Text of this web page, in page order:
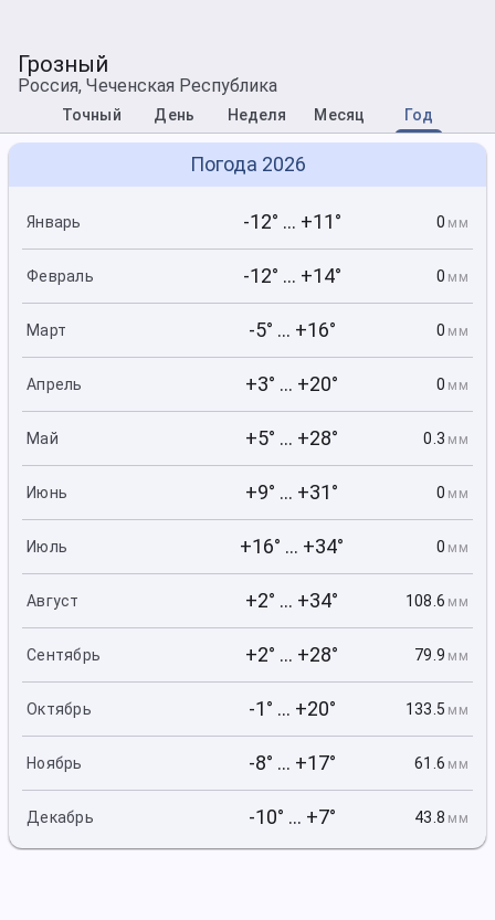
Грозный
Россия, Чеченская Республика
Точный День Неделя Месяц Год
Погода 2026
Январь -12° ... +11° 0 мм
Февраль -12° ... +14° 0 мм
Март -5° ... +16° 0 мм
Апрель +3° ... +20° 0 мм
Май +5° ... +28° 0.3 мм
Июнь +9° ... +31° 0 мм
Июль +16° ... +34° 0 мм
Август +2° ... +34° 108.6 мм
Сентябрь +2° ... +28° 79.9 мм
Октябрь -1° ... +20° 133.5 мм
Ноябрь -8° ... +17° 61.6 мм
Декабрь -10° ... +7° 43.8 мм